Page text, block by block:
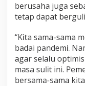
berusaha juga
tetap dapat
“Kita sama-sama
badai pandemi.
agar selalu
masa sulit ini.
bersama-sama